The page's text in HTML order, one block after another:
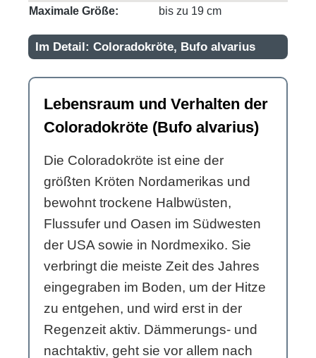
Maximale Größe:
bis zu 19 cm
Im Detail: Coloradokröte, Bufo alvarius
Lebensraum und Verhalten der
Coloradokröte (Bufo alvarius)
Die Coloradokröte ist eine der
größten Kröten Nordamerikas und
bewohnt trockene Halbwüsten,
Flussufer und Oasen im Südwesten
der USA sowie in Nordmexiko. Sie
verbringt die meiste Zeit des Jahres
eingegraben im Boden, um der Hitze
zu entgehen, und wird erst in der
Regenzeit aktiv. Dämmerungs- und
nachtaktiv, geht sie vor allem nach